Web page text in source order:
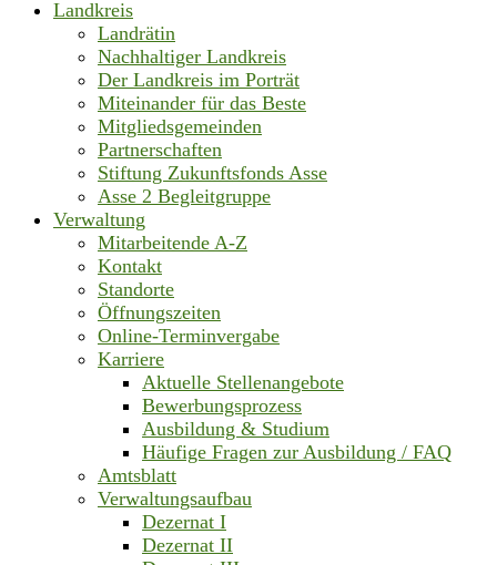
Landkreis
Landrätin
Nachhaltiger Landkreis
Der Landkreis im Porträt
Miteinander für das Beste
Mitgliedsgemeinden
Partnerschaften
Stiftung Zukunftsfonds Asse
Asse 2 Begleitgruppe
Verwaltung
Mitarbeitende A-Z
Kontakt
Standorte
Öffnungszeiten
Online-Terminvergabe
Karriere
Aktuelle Stellenangebote
Bewerbungsprozess
Ausbildung & Studium
Häufige Fragen zur Ausbildung / FAQ
Amtsblatt
Verwaltungsaufbau
Dezernat I
Dezernat II